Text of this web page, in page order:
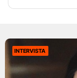
INTERVISTA